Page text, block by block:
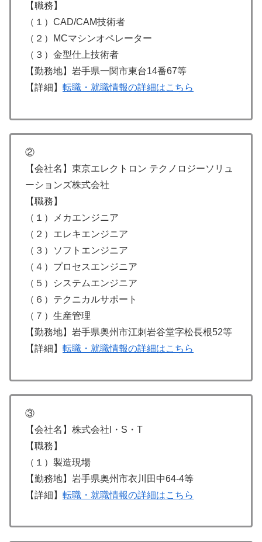
【職務】
（１）CAD/CAM技術者
（２）MCマシンオペレーター
（３）金型仕上技術者
【勤務地】岩手県一関市東台14番67等
【詳細】 転職・就職情報の詳細はこちら
②
【会社名】東京エレクトロン テクノロジーソリュ
ーションズ株式会社
【職務】
（１）メカエンジニア
（２）エレキエンジニア
（３）ソフトエンジニア
（４）プロセスエンジニア
（５）システムエンジニア
（６）テクニカルサポート
（７）生産管理
【勤務地】岩手県奥州市江刺岩谷堂字松長根52等
【詳細】 転職・就職情報の詳細はこちら
③
【会社名】株式会社I・S・T
【職務】
（１）製造現場
【勤務地】岩手県奥州市衣川田中64-4等
【詳細】 転職・就職情報の詳細はこちら